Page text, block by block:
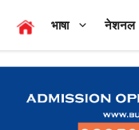
भाषा नेशनल